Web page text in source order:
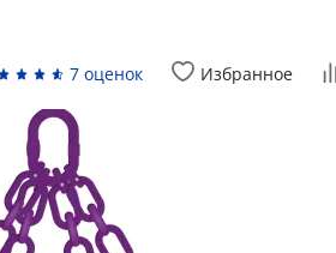
7 оценок Избранное